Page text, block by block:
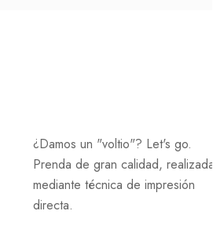
¿Damos un "voltio"? Let's go.
Prenda de gran calidad, realizada
mediante técnica de impresión
directa.